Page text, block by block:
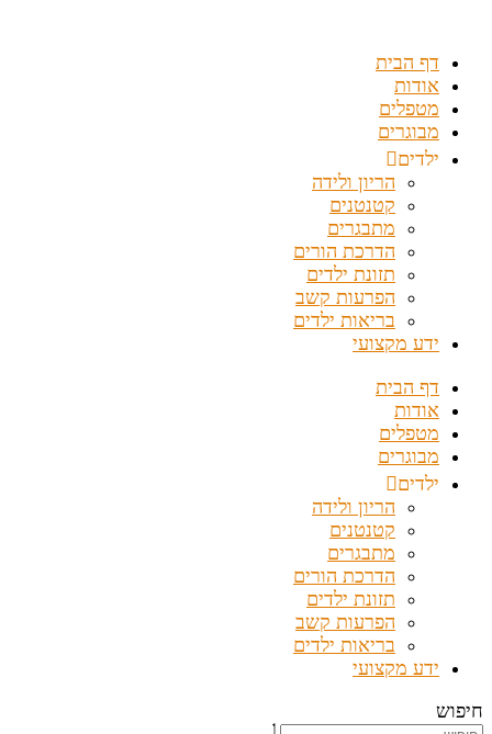
דף הבית
אודות
מטפלים
מבוגרים
ילדים
הריון ולידה
קטנטנים
מתבגרים
הדרכת הורים
תזונת ילדים
הפרעות קשב
בריאות ילדים
ידע מקצועי
דף הבית
אודות
מטפלים
מבוגרים
ילדים
הריון ולידה
קטנטנים
מתבגרים
הדרכת הורים
תזונת ילדים
הפרעות קשב
בריאות ילדים
ידע מקצועי
חיפוש